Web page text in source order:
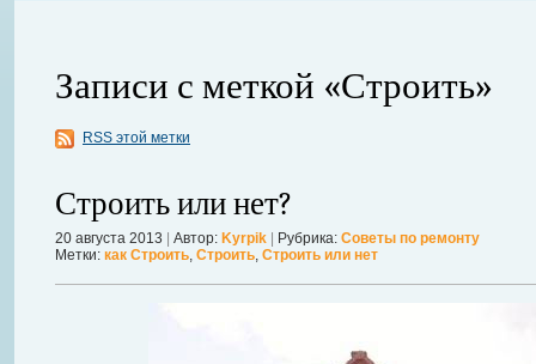
Когда в вашем доме появляются клопы, тараканы, грызуны или
настроение и вызывает волнение. Большинство из паразитов
течение пары недель их может стать уже вдвое, а то и втрое
в первые часы принять меры. А именно: обратиться в проверенную
Записи с меткой «Строить»
RSS этой метки
Строить или нет?
20 августа 2013 Автор: Kyrpik Рубрика: Советы по ремонту
Метки: как Строить, Строить, Строить или нет